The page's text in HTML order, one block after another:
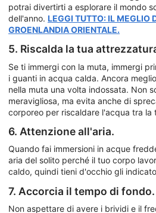
potrai divertirti a esplorare il mondo
dell'anno. LEGGI TUTTO: IL MEGLIO
GROENLANDIA ORIENTALE.
5. Riscalda la tua
Se ti immergi con la muta, immergi
i guanti in acqua calda. Ancora
nella muta una volta indossata. Non
meravigliosa, ma evita anche di
corporeo per riscaldare l'acqua tra la
6. Attenzione all'aria.
Quando fai immersioni in acque
aria del solito perché il tuo corpo
caldo, quindi tieni d'occhio gli
7. Accorcia il tempo di fondo.
Non aspettare di avere i brividi e il